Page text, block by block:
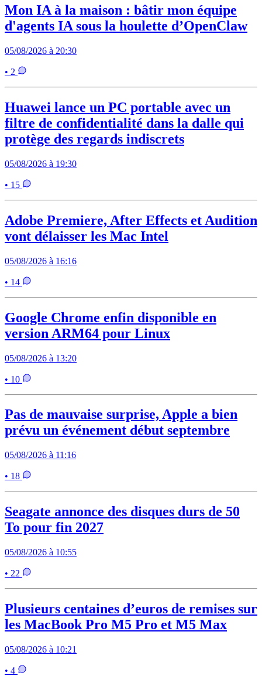
Mon IA à la maison : bâtir mon équipe
d'agents IA sous la houlette d’OpenClaw
05/08/2026 à 20:30
• 2
Huawei lance un PC portable avec un
filtre de confidentialité dans la dalle qui
protège des regards indiscrets
05/08/2026 à 19:30
• 15
Adobe Premiere, After Effects et Audition
vont délaisser les Mac Intel
05/08/2026 à 16:16
• 14
Google Chrome enfin disponible en
version ARM64 pour Linux
05/08/2026 à 13:20
• 10
Pas de mauvaise surprise, Apple a bien
prévu un événement début septembre
05/08/2026 à 11:16
• 18
Seagate annonce des disques durs de 50
To pour fin 2027
05/08/2026 à 10:55
• 22
Plusieurs centaines d’euros de remises sur
les MacBook Pro M5 Pro et M5 Max
05/08/2026 à 10:21
• 4